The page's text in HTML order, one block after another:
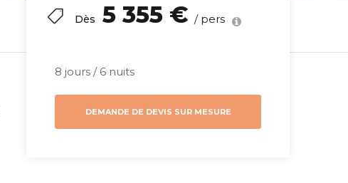
Dès 5 355 € / pers
8 jours / 6 nuits
DEMANDE DE DEVIS SUR MESURE